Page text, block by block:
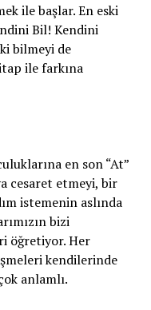
ile başlar. En eski
Bil! Kendini
bilmeyi de
ile farkına
en son “At”
cesaret etmeyi, bir
istemenin aslında
bizi
öğretiyor. Her
kendilerinde
anlamlı.